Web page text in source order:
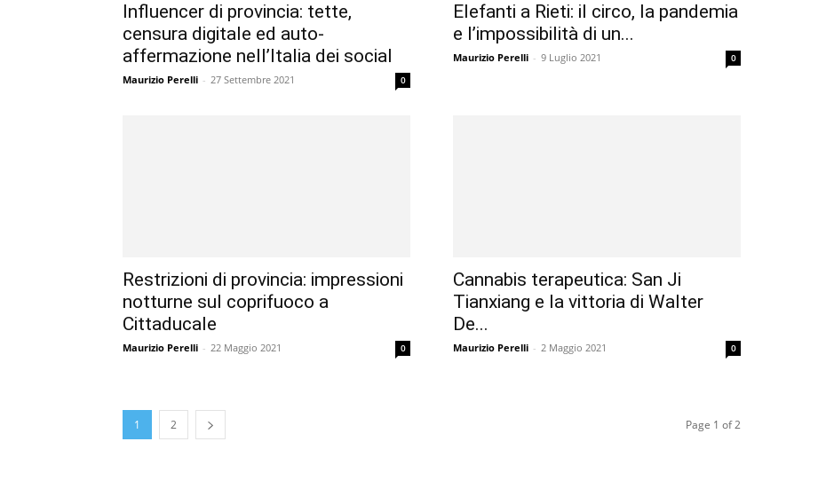
Influencer di provincia: tette,
censura digitale ed auto-
affermazione nell’Italia dei social
Maurizio Perelli - 27 Settembre 2021 0
Elefanti a Rieti: il circo, la pandemia
e l’impossibilità di un...
Maurizio Perelli - 9 Luglio 2021 0
Restrizioni di provincia: impressioni
notturne sul coprifuoco a
Cittaducale
Maurizio Perelli - 22 Maggio 2021 0
Cannabis terapeutica: San Ji
Tianxiang e la vittoria di Walter
De...
Maurizio Perelli - 2 Maggio 2021 0
1 2 Page 1 of 2